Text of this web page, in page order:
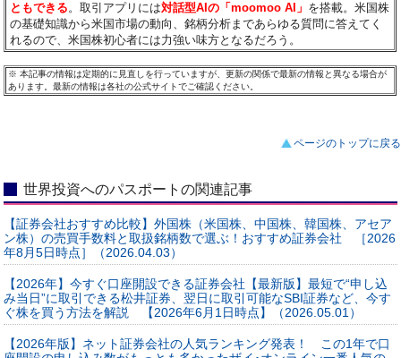
ともできる。取引アプリには対話型AIの「moomoo AI」 を搭載。米国株
の基礎知識から米国市場の動向、銘柄分析まであらゆる質問に答えてく
れるので、米国株初心者には力強い味方となるだろう。
※本記事の情報は定期的に見直しを行っていますが、更新の関係で最新の情報と異なる場合が
あります。最新の情報は各社の公式サイトでご確認ください。
ページのトップに戻る
世界投資へのパスポートの関連記事
【証券会社おすすめ比較】外国株（米国株、中国株、韓国株、アセア
ン株）の売買手数料と取扱銘柄数で選ぶ！おすすめ証券会社 ［2026
年8月5日時点］（2026.04.03）
【2026年】今すぐ口座開設できる証券会社【最新版】最短で“申し込
み当日”に取引できる松井証券、翌日に取引可能なSBI証券など、今す
ぐ株を買う方法を解説 【2026年6月1日時点】（2026.05.01）
【2026年版】ネット証券会社の人気ランキング発表！ この1年で口